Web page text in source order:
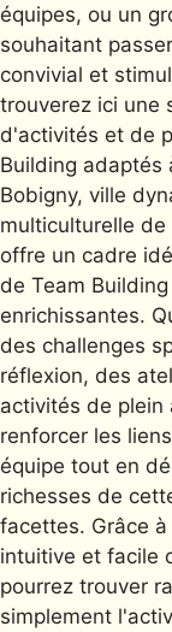
équipes, ou un
souhaitant
convivial et
trouverez ici une
d'activités et de
Building adaptés
Bobigny, ville
multiculturelle de
offre un cadre
de Team
enrichissantes.
des challenges
réflexion, des
activités de plein
renforcer les
équipe tout en
richesses de
facettes. Grâce
intuitive et facile
pourrez trouver
simplement